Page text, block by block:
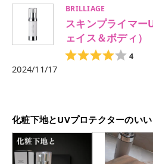
BRILLIAGE
スキンプライマー
ェイス＆ボディ）
4
2024/11/17
化粧下地とUVプロテクターのい